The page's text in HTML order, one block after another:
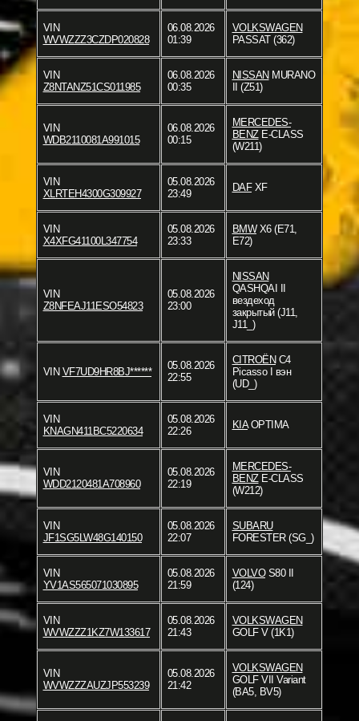
VIN
WVWZZZ3CZDP020828
06.08.2026
01:39
VOLKSWAGEN
PASSAT (362)
VIN
Z8NTANZ51CS011985
06.08.2026
00:35
NISSAN MURANO
II (Z51)
VIN
WDB2110081A991015
06.08.2026
00:15
MERCEDES-
BENZE-CLASS
(W211)
VIN
XLRTEH4300G309927
05.08.2026
23:49
DAFXF
VIN
X4XFG41100L347754
05.08.2026
23:33
BMWX6 (E71,
E72)
VIN
Z8NFEAJ11ESO54823
05.08.2026
23:00
NISSAN
QASHQAI II
вездеход
закрытый (J11,
J11_)
VIN VF7UD9HR8BJ******
05.08.2026
22:55
CITROËN C4
Picasso I вэн
(UD_)
VIN
KNAGN411BC5220634
05.08.2026
22:26
KIAOPTIMA
VIN
WDD2120481A708960
05.08.2026
22:19
MERCEDES-
BENZE-CLASS
(W212)
VIN
JF1SG5LW48G140150
05.08.2026
22:07
SUBARU
FORESTER (SG_)
VIN
YV1AS565071030895
05.08.2026
21:59
VOLVOS80 II
(124)
VIN
WVWZZZ1KZ7W133617
05.08.2026
21:43
VOLKSWAGEN
GOLF V (1K1)
VIN
WVWZZZAUZJP553239
05.08.2026
21:42
VOLKSWAGEN
GOLF VII Variant
(BA5, BV5)